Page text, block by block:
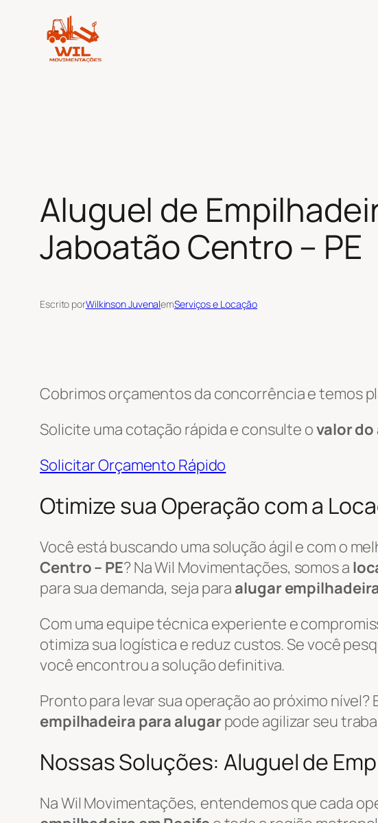
Aluguel de
Jaboatão Centro – PE
Escrito porWilkinson JuvenalemServiços e Locação
Cobrimos orçamentos da concorrência e temos
Solicite uma cotação rápida e consulte ovalor
Solicitar Orçamento Rápido
Otimize sua Operação com a
Você está buscando uma solução ágil e com o
Centro – PE? Na Wil Movimentações, somos a
para sua demanda, seja para alugar
Com uma equipe técnica experiente e
otimiza sua logística e reduz custos. Se você
você encontrou a solução definitiva.
Pronto para levar sua operação ao próximo
empilhadeira para alugarpode agilizar seu
Nossas Soluções: Aluguel de
Na Wil Movimentações, entendemos que cada